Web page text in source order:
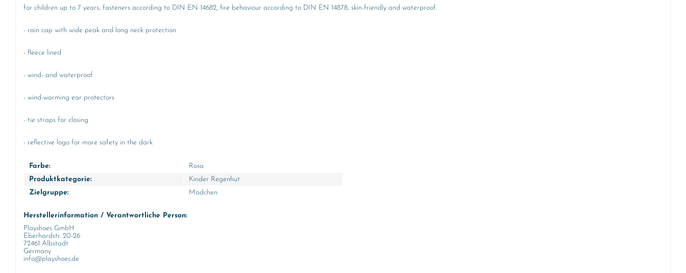
for children up to 7 years, fasteners according to DIN EN 14682, fire behaviour according to DIN EN 14878, skin-friendly and waterproof.
- rain cap with wide peak and long neck protection
- fleece lined
- wind- and waterproof
- wind-warming ear protectors
- tie straps for closing
- reflective logo for more safety in the dark
Farbe:
Rosa
Produktkategorie:
Kinder Regenhut
Zielgruppe:
Mädchen
Herstellerinformation / Verantwortliche Person:
Playshoes GmbH
Eberhardstr. 20-26
72461 Albstadt
Germany
info@playshoes.de